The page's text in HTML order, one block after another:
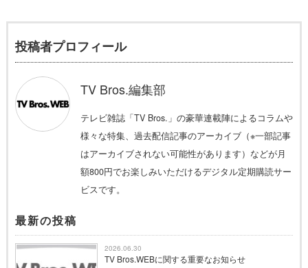
投稿者プロフィール
TV Bros.編集部
テレビ雑誌「TV Bros.」の豪華連載陣によるコラムや
様々な特集、過去配信記事のアーカイブ（※一部記事
はアーカイブされない可能性があります）などが月
額800円でお楽しみいただけるデジタル定期購読サー
ビスです。
最新の投稿
2026.06.30
TV Bros.WEBに関する重要なお知らせ